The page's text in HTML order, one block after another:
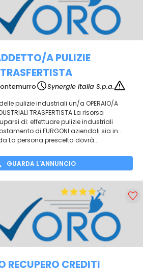
A PULIZIE
Synergie Italia S.p.a.
pulizie industriali un/a OPERAIO/A
TRASFERTISTA La risorsa
di: effettuare pulizie industriali
di FURGONI aziendali sia in...
La persona prescelta dovrà...
GUARDA L'ANNUNCIO
RECUPERO CREDITI